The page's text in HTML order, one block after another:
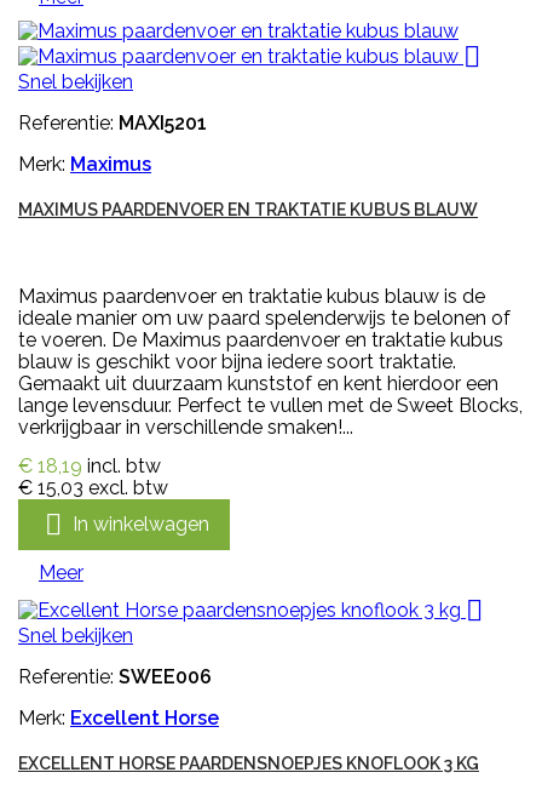

Snel bekijken
Referentie: MAXI5201
Merk: Maximus
MAXIMUS PAARDENVOER EN TRAKTATIE KUBUS BLAUW
Maximus paardenvoer en traktatie kubus blauw is de
ideale manier om uw paard spelenderwijs te belonen of
te voeren. De Maximus paardenvoer en traktatie kubus
blauw is geschikt voor bijna iedere soort traktatie.
Gemaakt uit duurzaam kunststof en kent hierdoor een
lange levensduur. Perfect te vullen met de Sweet Blocks,
verkrijgbaar in verschillende smaken!...
€ 18,19 incl. btw
€ 15,03 excl. btw
 In winkelwagen
Meer

Snel bekijken
Referentie: SWEE006
Merk: Excellent Horse
EXCELLENT HORSE PAARDENSNOEPJES KNOFLOOK 3 KG